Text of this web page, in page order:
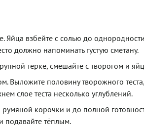
Яйца взбейте с солью до
должно напоминать густую сметану.
терке, смешайте с творогом и
Выложите половину творожного теста,
слое теста несколько углублений.
корочки и до полной
подавайте тёплым.